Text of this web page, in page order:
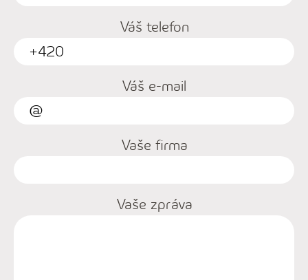
Váš telefon
Váš e-mail
Vaše firma
Vaše zpráva